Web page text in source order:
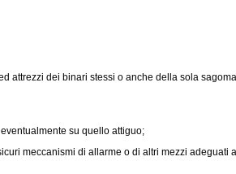
dei binari stessi o anche della sola
su quello attiguo;
meccanismi di allarme o di altri mezzi adeguati